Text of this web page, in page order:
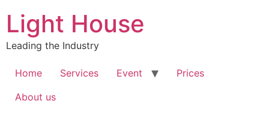
content
Light House
Leading the Industry
Home Services Event
Prices
About us